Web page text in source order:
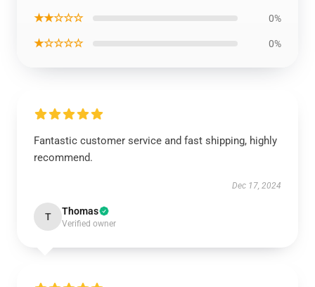
★★☆☆☆ 0%
★☆☆☆☆ 0%
Fantastic customer service and fast shipping, highly
recommend.
Dec 17, 2024
T Thomas
Verified owner